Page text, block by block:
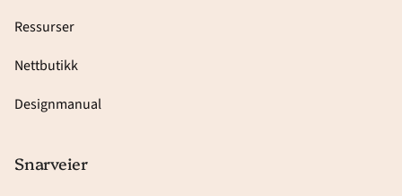
Ressurser
Nettbutikk
Designmanual
Snarveier